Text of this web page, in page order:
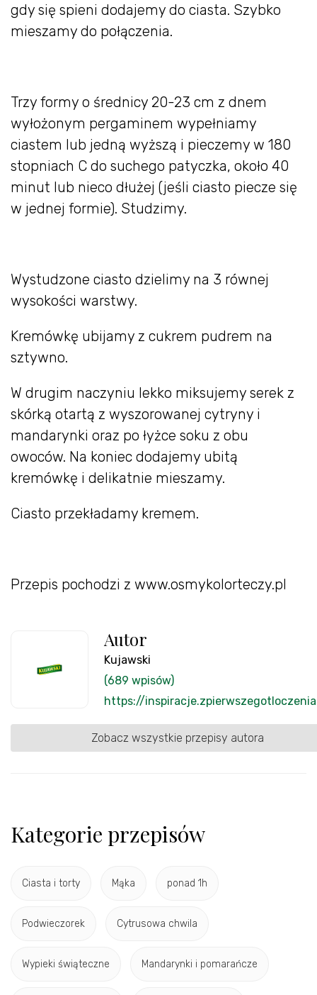
gdy się spieni dodajemy do ciasta. Szybko
mieszamy do połączenia.
Trzy formy o średnicy 20-23 cm z dnem
wyłożonym pergaminem wypełniamy
ciastem lub jedną wyższą i pieczemy w 180
stopniach C do suchego patyczka, około 40
minut lub nieco dłużej (jeśli ciasto piecze się
w jednej formie). Studzimy.
Wystudzone ciasto dzielimy na 3 równej
wysokości warstwy.
Kremówkę ubijamy z cukrem pudrem na
sztywno.
W drugim naczyniu lekko miksujemy serek z
skórką otartą z wyszorowanej cytryny i
mandarynki oraz po łyżce soku z obu
owoców. Na koniec dodajemy ubitą
kremówkę i delikatnie mieszamy.
Ciasto przekładamy kremem.
Przepis pochodzi z www.osmykolorteczy.pl
Autor
Kujawski
(689 wpisów)
https://
Zobacz wszystkie przepisy autora
Kategorie przepisów
Ciasta i torty Mąka ponad 1h
Podwieczorek Cytrusowa chwila
Wypieki świąteczne Mandarynki i pomarańcze